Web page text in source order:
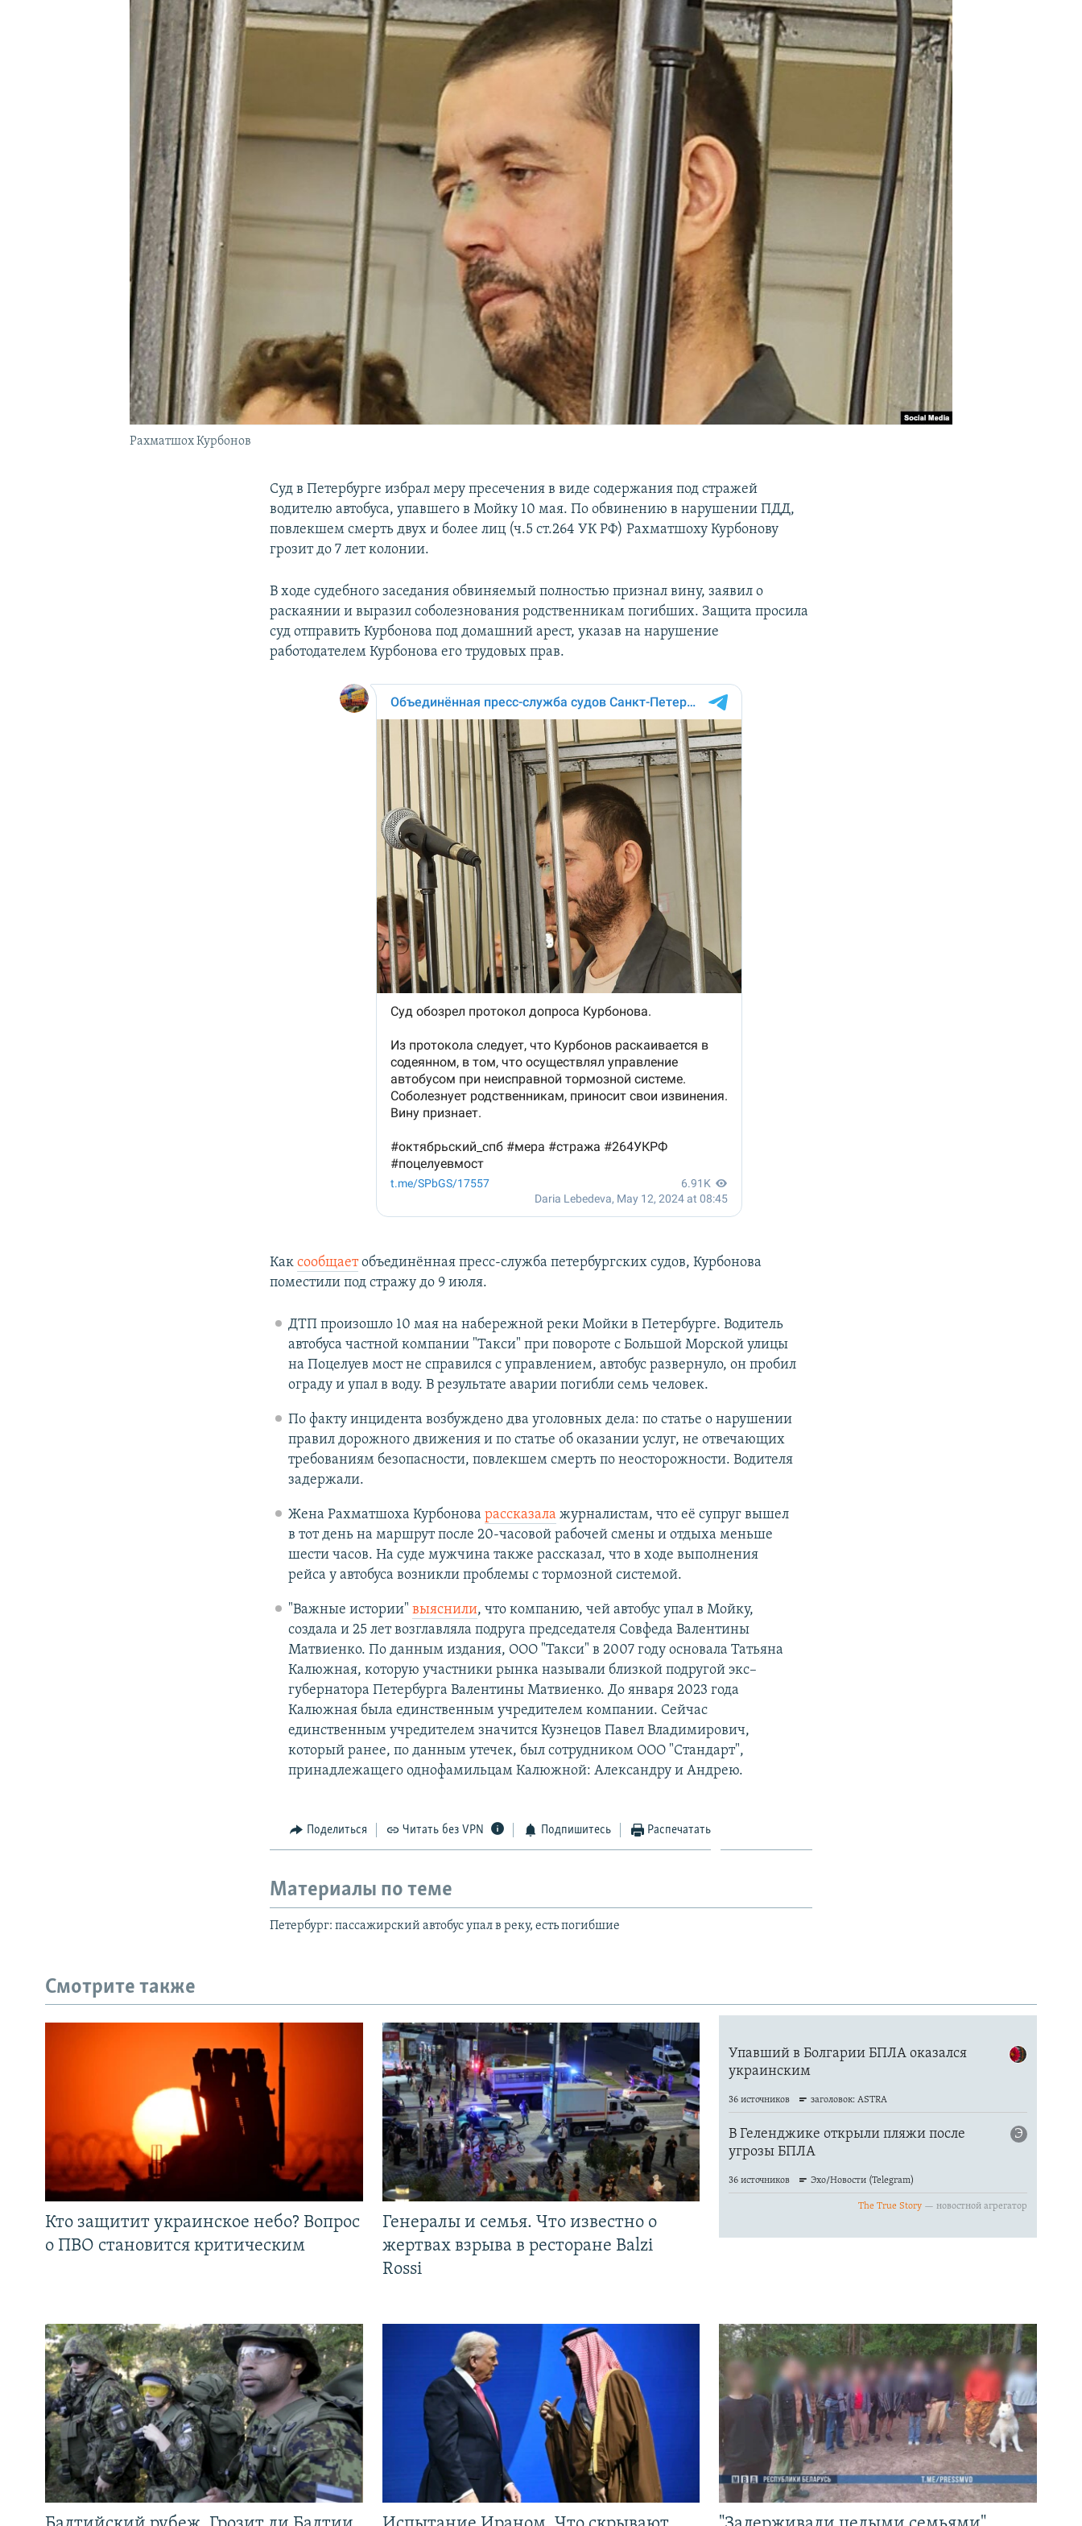
ПОДПИШИТЕСЬ НА РАССЫЛКУ
Рахматшох Курбонов
Суд в Петербурге избрал меру пресечения в виде содержания под стражей
водителю автобуса, упавшего в Мойку 10 мая. По обвинению в нарушении ПДД,
повлекшем смерть двух и более лиц (ч.5 ст.264 УК РФ) Рахматшоху Курбонову
грозит до 7 лет колонии.
В ходе судебного заседания обвиняемый полностью признал вину, заявил о
раскаянии и выразил соболезнования родственникам погибших. Защита просила
суд отправить Курбонова под домашний арест, указав на нарушение
работодателем Курбонова его трудовых прав.
Каксообщаетобъединённая пресс-служба петербургских судов, Курбонова
поместили под стражу до 9 июля.
ДТП произошло 10 мая на набережной реки Мойки в Петербурге. Водитель
автобуса частной компании "Такси" при повороте с Большой Морской улицы
на Поцелуев мост не справился с управлением, автобус развернуло, он пробил
ограду и упал в воду. В результате аварии погибли семь человек.
По факту инцидента возбуждено два уголовных дела: по статье о нарушении
правил дорожного движения и по статье об оказании услуг, не отвечающих
требованиям безопасности, повлекшем смерть по неосторожности. Водителя
задержали.
Жена Рахматшоха Курбонова рассказала журналистам, что её супруг вышел
в тот день на маршрут после 20-часовой рабочей смены и отдыха меньше
шести часов. На суде мужчина также рассказал, что в ходе выполнения
рейса у автобуса возникли проблемы с тормозной системой.
"Важные истории" выяснили, что компанию, чей автобус упал в Мойку,
создала и 25 лет возглавляла подруга председателя Совфеда Валентины
Матвиенко. По данным издания, ООО "Такси" в 2007 году основала Татьяна
Калюжная, которую участники рынка называли близкой подругой экс–
губернатора Петербурга Валентины Матвиенко. До января 2023 года
Калюжная была единственным учредителем компании. Сейчас
единственным учредителем значится Кузнецов Павел Владимирович,
который ранее, по данным утечек, был сотрудником ООО "Стандарт",
принадлежащего однофамильцам Калюжной: Александру и Андрею.
Поделиться Читать без VPN Подпишитесь Распечатать
Материалы по теме
Петербург: пассажирский автобус упал в реку, есть погибшие
Смотрите также
Кто защитит украинское небо? Вопрос
о ПВО становится критическим
Генералы и семья. Что известно о
жертвах взрыва в ресторане Balzi
Rossi